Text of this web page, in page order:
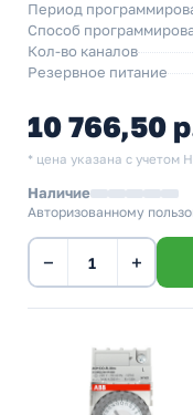
Период
Способ
Кол-во каналов
Резервное питание
10 766,50
* цена указана с учетом
Наличие
Авторизованному
− +